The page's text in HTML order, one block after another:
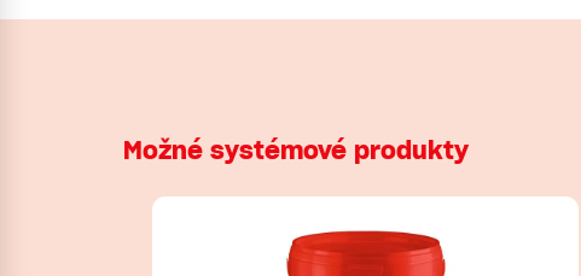
Možné systémové produkty